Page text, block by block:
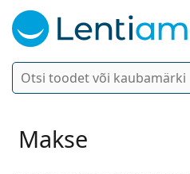
Otsi
Logi sisse
Kontaktläätsed
Makse